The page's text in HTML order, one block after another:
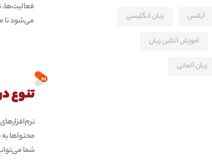
فعالیت‌ها،
می‌شود تا
تنوع
محتواها
شما
آیلتس زبان انگلیسی
آموزش آنلاین زبان
زبان آلمانی